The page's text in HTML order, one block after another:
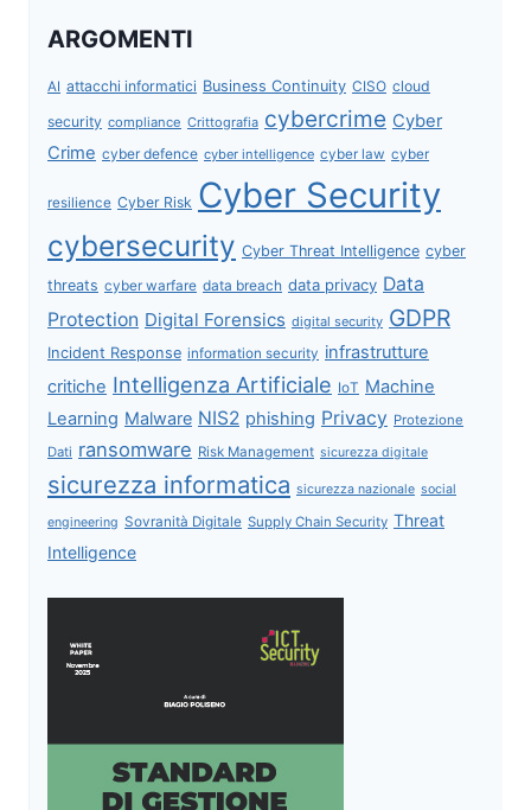
ARGOMENTI
AI attacchi informatici Business Continuity CISO cloud
security compliance Crittografia cybercrime Cyber
Crime cyber defence cyber intelligence cyber law cyber
resilience Cyber Risk Cyber Security
cybersecurity Cyber Threat Intelligence cyber
threats cyber warfare data breach data privacy Data
Protection Digital Forensics digital security GDPR
Incident Response information security infrastrutture
critiche Intelligenza Artificiale IoT Machine
Learning Malware NIS2 phishing Privacy Protezione
Dati ransomware Risk Management sicurezza digitale
sicurezza informatica sicurezza nazionale social
engineering Sovranità Digitale Supply Chain Security Threat
Intelligence